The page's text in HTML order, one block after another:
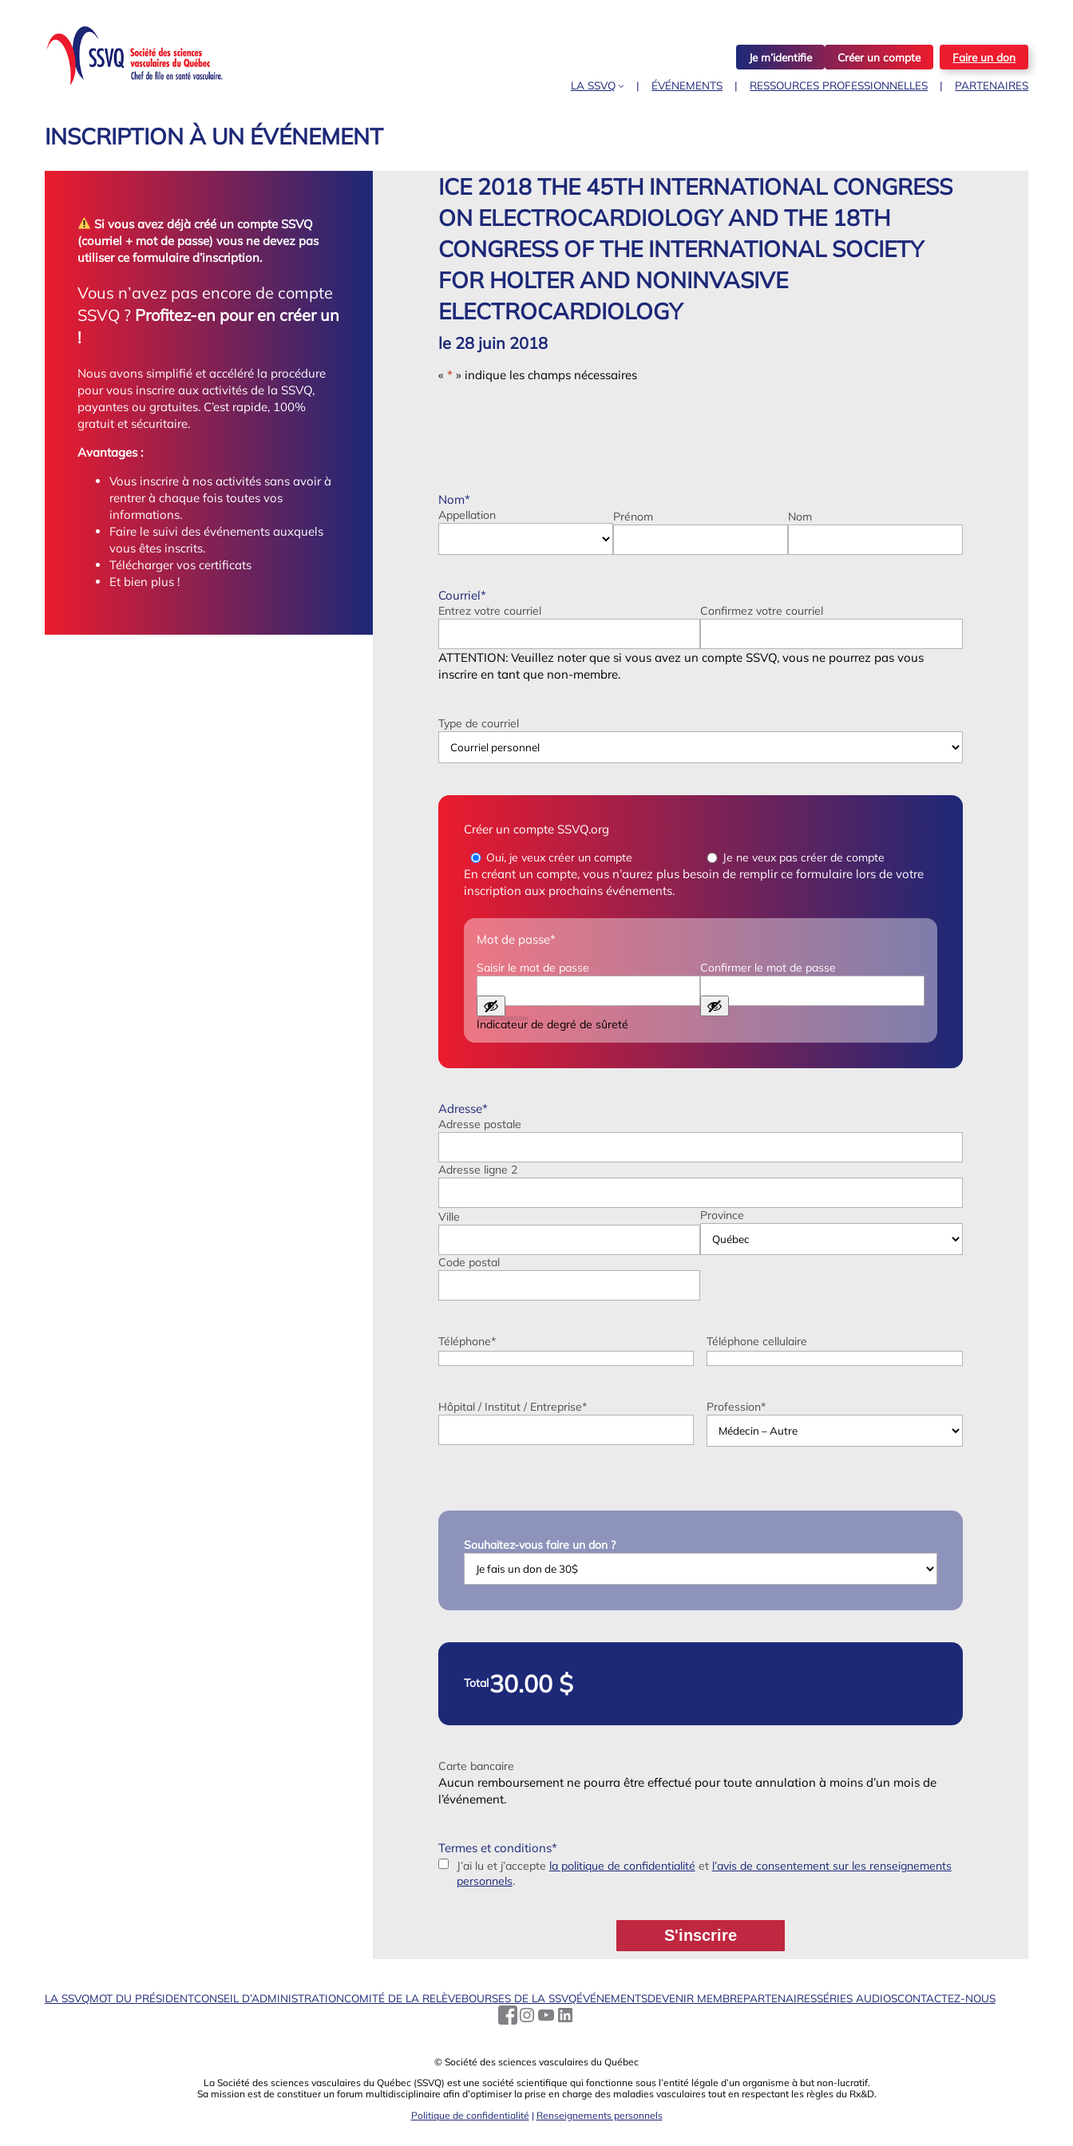
contenu
Je m’identifie Créer un compte Faire un don
LA SSVQ ÉVÉNEMENTS RESSOURCES PROFESSIONNELLES PARTENAIRES
INSCRIPTION À UN ÉVÉNEMENT
Si vous avez déjà créé un compte SSVQ
(courriel + mot de passe) vous ne devez pas
utiliser ce formulaire d’inscription.
Vous n’avez pas encore de compte
SSVQ ? Profitez-en pour en créer un
!
Nous avons simplifié et accéléré la procédure
pour vous inscrire aux activités de la SSVQ,
payantes ou gratuites. C’est rapide, 100%
gratuit et sécuritaire.
Avantages :
Vous inscrire à nos activités sans avoir à
rentrer à chaque fois toutes vos
informations.
Faire le suivi des événements auxquels
vous êtes inscrits.
Télécharger vos certificats
Et bien plus !
ICE 2018 THE 45TH INTERNATIONAL CONGRESS
ON ELECTROCARDIOLOGY AND THE 18TH
CONGRESS OF THE INTERNATIONAL SOCIETY
FOR HOLTER AND NONINVASIVE
ELECTROCARDIOLOGY
le 28 juin 2018
« *» indique les champs nécessaires
Nom*
Appellation Prénom Nom
Courriel*
Entrez votre courriel Confirmez votre courriel
ATTENTION: Veuillez noter que si vous avez un compte SSVQ, vous ne pourrez pas vous
inscrire en tant que non-membre.
Type de courriel
Créer un compte SSVQ.org
Oui, je veux créer un compte Je ne veux pas créer de compte
En créant un compte, vous n’aurez plus besoin de remplir ce formulaire lors de votre
inscription aux prochains événements.
Mot de passe*
Saisir le mot de passe Confirmer le mot de passe
Indicateur de degré de sûreté
Adresse*
Adresse postale
Adresse ligne 2
Ville Province
Code postal
Téléphone* Téléphone cellulaire
Hôpital / Institut / Entreprise* Profession*
Souhaitez-vous faire un don ?
Total
Carte bancaire
Aucun remboursement ne pourra être effectué pour toute annulation à moins d’un mois de
l’événement.
Termes et conditions*
J’ai lu et j’accepte la politique de confidentialité et l’avis de consentement sur les renseignements
personnels.
LA SSVQMOT DU PRÉSIDENTCONSEIL D’ADMINISTRATIONCOMITÉ DE LA RELÈVEBOURSES DE LA SSVQÉVÉNEMENTSDEVENIR MEMBREPARTENAIRESSÉRIES AUDIOSCONTACTEZ-NOUS
© Société des sciences vasculaires du Québec
La Société des sciences vasculaires du Québec (SSVQ) est une société scientiﬁque qui fonctionne sous l’entité légale d’un organisme à but non-lucratif.
Sa mission est de constituer un forum multidisciplinaire aﬁn d’optimiser la prise en charge des maladies vasculaires tout en respectant les règles du Rx&D.
Politique de confidentialité | Renseignements personnels